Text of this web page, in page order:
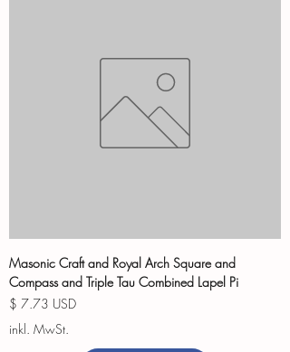
Masonic Craft and Royal Arch Square and
Compass and Triple Tau Combined Lapel Pi
Preis
$ 7.73 USD
inkl. MwSt.